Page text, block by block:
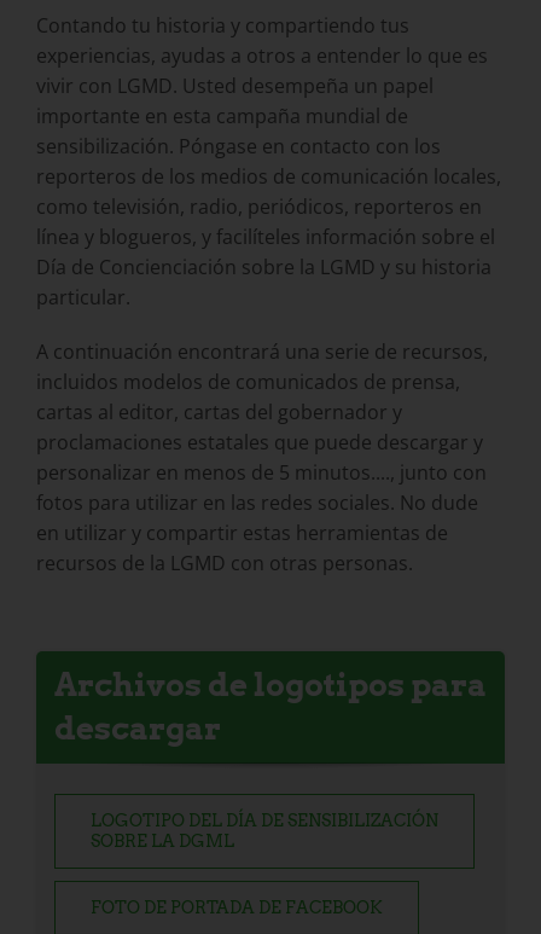
Contando tu historia y compartiendo tus
experiencias, ayudas a otros a entender lo que es
vivir con LGMD. Usted desempeña un papel
importante en esta campaña mundial de
sensibilización. Póngase en contacto con los
reporteros de los medios de comunicación locales,
como televisión, radio, periódicos, reporteros en
línea y blogueros, y facilíteles información sobre el
Día de Concienciación sobre la LGMD y su historia
particular.
A continuación encontrará una serie de recursos,
incluidos modelos de comunicados de prensa,
cartas al editor, cartas del gobernador y
proclamaciones estatales que puede descargar y
personalizar en menos de 5 minutos...., junto con
fotos para utilizar en las redes sociales. No dude
en utilizar y compartir estas herramientas de
recursos de la LGMD con otras personas.
Archivos de logotipos para
descargar
LOGOTIPO DEL DÍA DE SENSIBILIZACIÓN
SOBRE LA DGML
FOTO DE PORTADA DE FACEBOOK